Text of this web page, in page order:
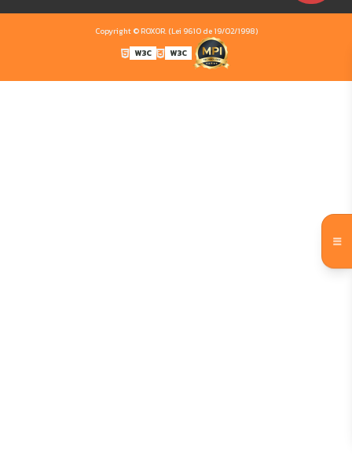
Copyright © ROXOR. (Lei 9610 de 19/02/1998)
W3C
W3C